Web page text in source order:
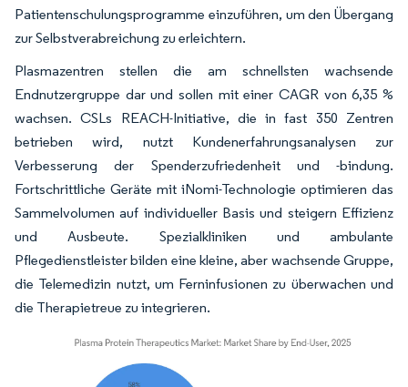
Patientenschulungsprogramme einzuführen, um den Übergang
zur Selbstverabreichung zu erleichtern.
Plasmazentren stellen die am schnellsten wachsende
Endnutzergruppe dar und sollen mit einer CAGR von 6,35 %
wachsen. CSLs REACH-Initiative, die in fast 350 Zentren
betrieben wird, nutzt Kundenerfahrungsanalysen zur
Verbesserung der Spenderzufriedenheit und -bindung.
Fortschrittliche Geräte mit iNomi-Technologie optimieren das
Sammelvolumen auf individueller Basis und steigern Effizienz
und Ausbeute. Spezialkliniken und ambulante
Pflegedienstleister bilden eine kleine, aber wachsende Gruppe,
die Telemedizin nutzt, um Ferninfusionen zu überwachen und
die Therapietreue zu integrieren.